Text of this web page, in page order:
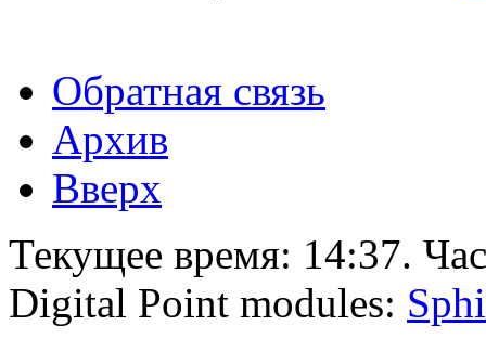
Обратная связь
Архив
Вверх
Текущее время: 14:37.
Digital Point modules: